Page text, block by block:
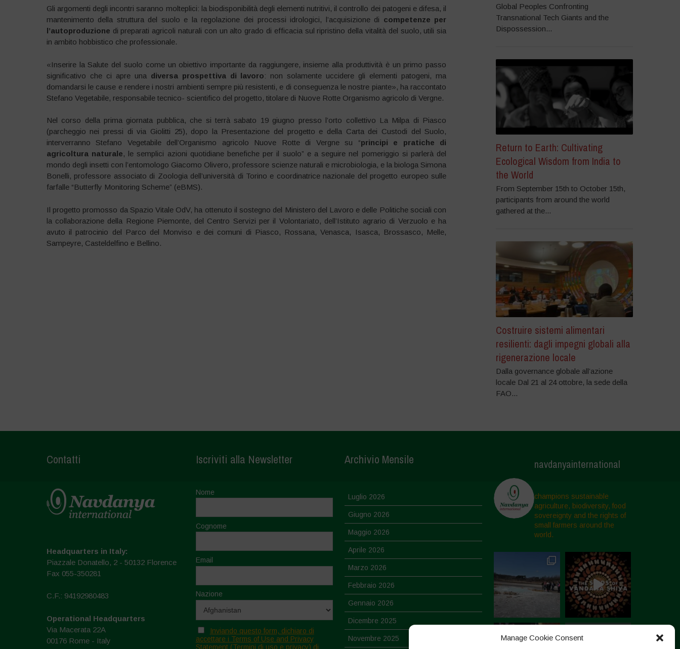
Manage Cookie Consent
Gli argomenti degli incontri saranno molteplici: la biodisponibilità degli elementi nutritivi, il controllo dei patogeni e difesa, il
mantenimento della struttura del suolo e la regolazione dei processi idrologici, l’acquisizione di competenze per
l’autoproduzione di preparati agricoli naturali con un alto grado di efficacia sul ripristino della vitalità del suolo, utili sia
in ambito hobbistico che professionale.
«Inserire la Salute del suolo come un obiettivo importante da raggiungere, insieme alla produttività è un primo passo
significativo che ci apre una diversa prospettiva di lavoro: non solamente uccidere gli elementi patogeni, ma
domandarsi le cause e rendere i nostri ambienti sempre più resistenti, e di conseguenza le nostre piante», ha raccontato
Stefano Vegetabile, responsabile tecnico- scientifico del progetto, titolare di Nuove Rotte Organismo agricolo di Vergne.
Nel corso della prima giornata pubblica, che si terrà sabato 19 giugno presso l’orto collettivo La Milpa di Piasco
(parcheggio nei pressi di via Giolitti 25), dopo la Presentazione del progetto e della Carta dei Custodi del Suolo,
interverranno Stefano Vegetabile dell’Organismo agricolo Nuove Rotte di Vergne su “principi e pratiche di
agricoltura naturale, le semplici azioni quotidiane benefiche per il suolo” e a seguire nel pomeriggio si parlerà del
mondo degli insetti con l’entomologo Giacomo Olivero, professore scienze naturali e microbiologia, e la biologa Simona
Bonelli, professore associato di Zoologia dell’università di Torino e coordinatrice nazionale del progetto europeo sulle
farfalle “Butterfly Monitoring Scheme” (eBMS).
Il progetto promosso da Spazio Vitale OdV, ha ottenuto il sostegno del Ministero del Lavoro e delle Politiche sociali con
la collaborazione della Regione Piemonte, del Centro Servizi per il Volontariato, dell’Istituto agrario di Verzuolo e ha
avuto il patrocinio del Parco del Monviso e dei comuni di Piasco, Rossana, Venasca, Isasca, Brossasco, Melle,
Sampeyre, Casteldelfino e Bellino.
Global Peoples Confronting
Transnational Tech Giants and the
Dispossession...
Return to Earth: Cultivating
Ecological Wisdom from India to
the World
From September 15th to October 15th,
participants from around the world
gathered at the...
Costruire sistemi alimentari
resilienti: dagli impegni globali alla
rigenerazione locale
Dalla governance globale all’azione
locale Dal 21 al 24 ottobre, la sede della
FAO...
Contatti
Headquarters in Italy:
Piazzale Donatello, 2 - 50132 Florence
Fax 055-350281
C.F.: 94192980483
Operational Headquarters
Via Macerata 22A
00176 Rome - Italy
Iscriviti alla Newsletter
Nome
Cognome
Email
Nazione
Inviando questo form, dichiaro di
accettare i Terms of Use and Privacy
Statement (Termini di uso e privacy) di
Archivio Mensile
Luglio 2026
Giugno 2026
Maggio 2026
Aprile 2026
Marzo 2026
Febbraio 2026
Gennaio 2026
Dicembre 2025
Novembre 2025
navdanyainternational
champions sustainable
agriculture, biodiversity, food
sovereignty and the rights of
small farmers around the
world.